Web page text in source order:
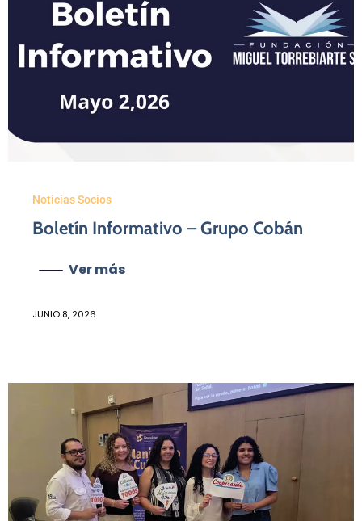
Noticias Socios
Boletín Informativo – Grupo Cobán
Ver más
JUNIO 8, 2026